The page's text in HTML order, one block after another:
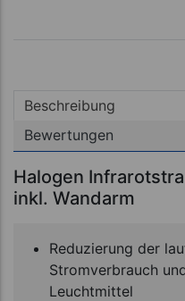
Beschreibung
Bewertungen
Halogen
inkl. Wandarm
Reduzierung der
Stromverbrauch
Leuchtmittel